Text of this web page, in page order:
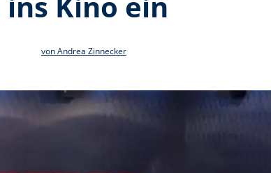
von Andrea Zinnecker